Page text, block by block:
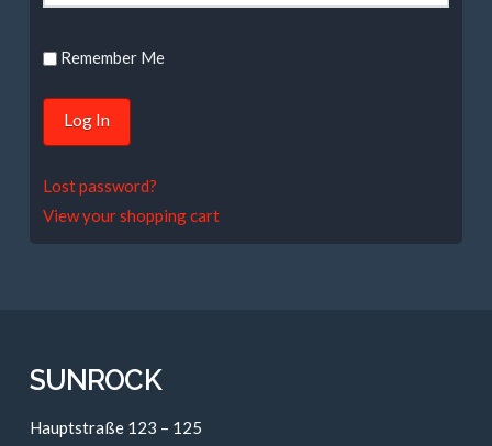
Remember Me
Lost password?
View your shopping cart
SUNROCK
Hauptstraße 123 – 125